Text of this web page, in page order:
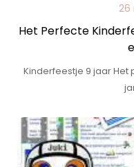
Het Perfecte
Kinderfeestje 9 jaar